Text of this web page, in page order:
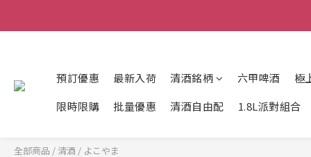
預訂優惠 最新入荷 清酒銘柄 六甲啤酒
極
限時限購
批量優惠 清酒自由配 1.8L派對組合
全部商品 / 清酒 / よこやま